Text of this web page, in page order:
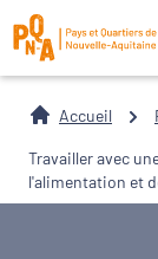
Accueil
Travailler avec
l'alimentation et